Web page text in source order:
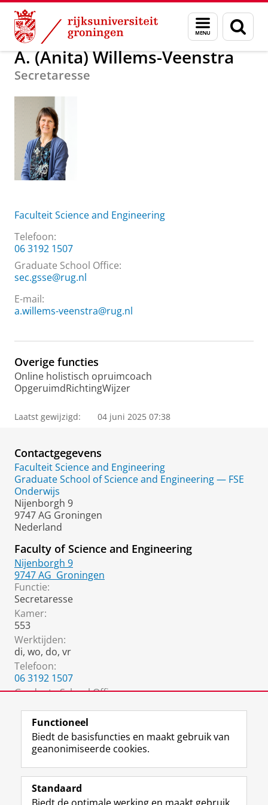
Skip
Content
Skip
Navigation
Menu
en
zoeken
Over ons A. (Anita) Willems-Veenstra
A. (Anita) Willems-Veenstra
Secretaresse
Faculteit Science and Engineering
Telefoon:
06 3192 1507
Graduate School Office:
sec.gsse@rug.nl
E-mail:
a.willems-veenstra@rug.nl
Overige functies
Online holistisch opruimcoach
OpgeruimdRichtingWijzer
Laatst gewijzigd: 04 juni 2025 07:38
Contactgegevens
Faculteit Science and Engineering
Graduate School of Science and Engineering — FSE
Onderwijs
Nijenborgh 9
9747 AG Groningen
Nederland
Faculty of Science and Engineering
Nijenborgh 9
9747 AG Groningen
Functie:
Secretaresse
Kamer:
553
Werktijden:
di, wo, do, vr
Telefoon:
06 3192 1507
Graduate School Office:
Volg de RUG
F
a
L
i
R
S
I
n
Y
o
Functioneel
Biedt de basisfuncties en maakt gebruik van
geanonimiseerde cookies.
Standaard